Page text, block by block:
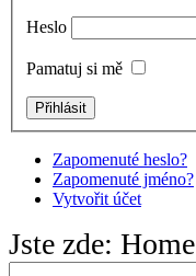
Heslo
Pamatuj si mě
Zapomenuté heslo?
Zapomenuté jméno?
Vytvořit účet
Jste zde: Home